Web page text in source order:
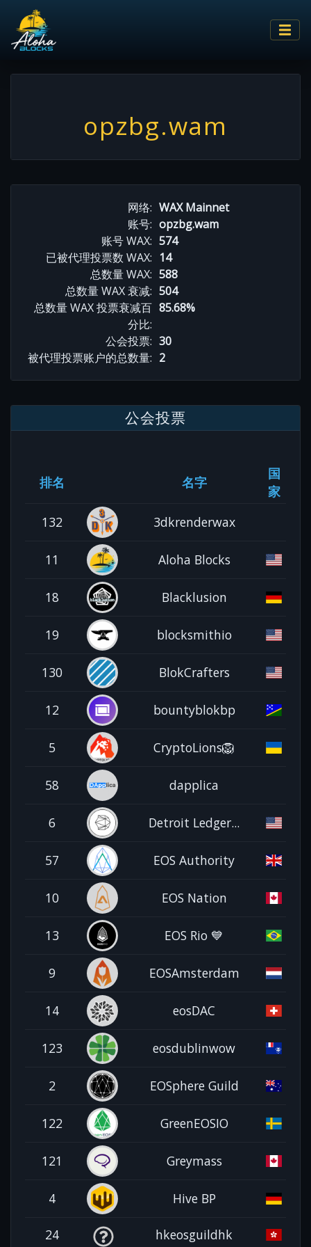
opzbg.wam
网络: WAX Mainnet
账号: opzbg.wam
账号 WAX: 574
已被代理投票数 WAX: 14
总数量 WAX: 588
总数量 WAX 衰减: 504
总数量 WAX 投票衰减百
分比:
85.68%
公会投票: 30
被代理投票账户的总数量: 2
公会投票
排名 名字
国
家
132
3dkrenderwax
11 Aloha Blocks
18 Blacklusion
19 blocksmithio
130 BlokCrafters
12 bountyblokbp
5 CryptoLions🦁
58 dapplica
6 Detroit Ledger...
57 EOS Authority
10 EOS Nation
13 EOS Rio 💙
9 EOSAmsterdam
14 eosDAC
123 eosdublinwow
2 EOSphere Guild
122 GreenEOSIO
121 Greymass
4 Hive BP
24 hkeosguildhk